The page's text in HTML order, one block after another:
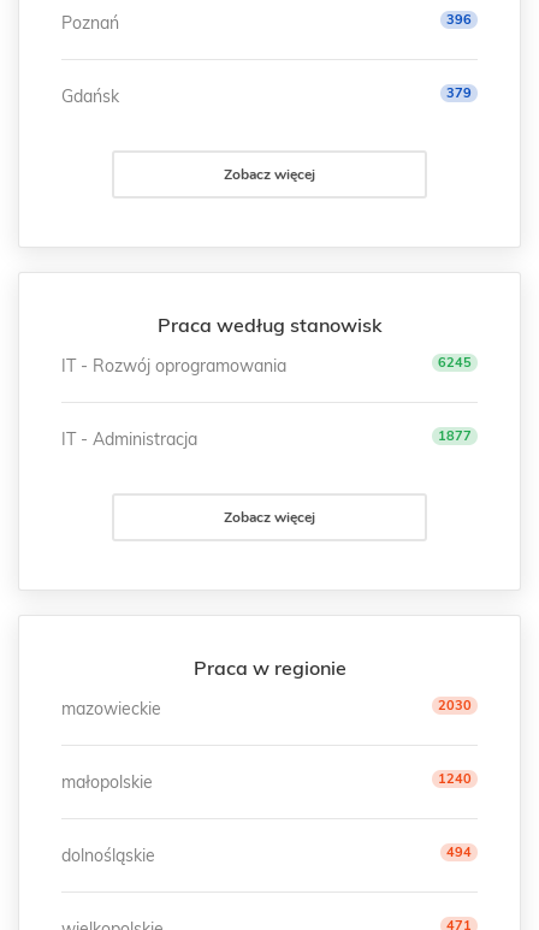
Poznań 396
Gdańsk 379
Zobacz więcej
Praca według stanowisk
IT - Rozwój oprogramowania 6245
IT - Administracja 1877
Zobacz więcej
Praca w regionie
mazowieckie 2030
małopolskie 1240
dolnośląskie 494
471